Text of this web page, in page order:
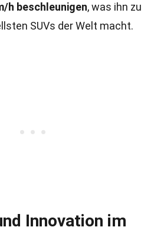
h beschleunigen, was ihn zu
SUVs der Welt macht.
Innovation im